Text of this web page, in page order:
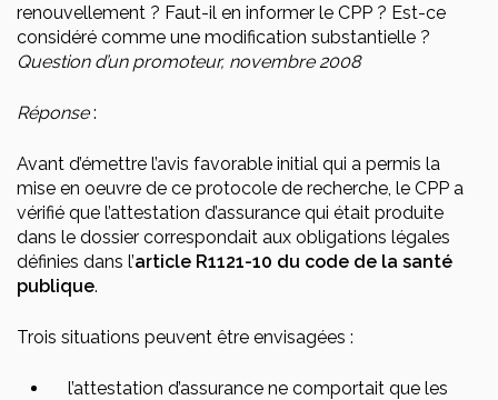
renouvellement ? Faut-il en informer le CPP ? Est-ce
considéré comme une modification substantielle ?
Question d’un promoteur, novembre 2008
Réponse:
Avant d’émettre l’avis favorable initial qui a permis la
mise en oeuvre de ce protocole de recherche, le CPP a
vérifié que l’attestation d’assurance qui était produite
dans le dossier correspondait aux obligations légales
définies dans l’article R1121-10 du code de la santé
publique.
Trois situations peuvent être envisagées :
l’attestation d’assurance ne comportait que les